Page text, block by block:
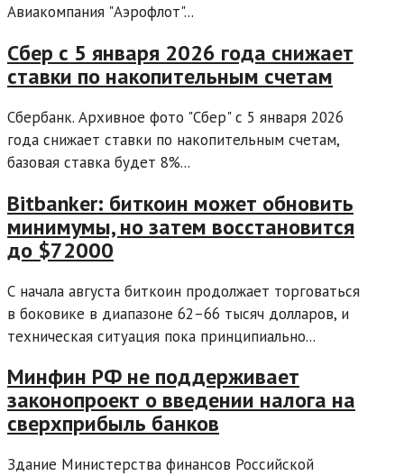
Авиакомпания "Аэрофлот"...
Сбер с 5 января 2026 года снижает
ставки по накопительным счетам
Сбербанк. Архивное фото "Сбер" с 5 января 2026
года снижает ставки по накопительным счетам,
базовая ставка будет 8%...
Bitbanker: биткоин может обновить
минимумы, но затем восстановится
до $72000
С начала августа биткоин продолжает торговаться
в боковике в диапазоне 62–66 тысяч долларов, и
техническая ситуация пока принципиально...
Минфин РФ не поддерживает
законопроект о введении налога на
сверхприбыль банков
Здание Министерства финансов Российской